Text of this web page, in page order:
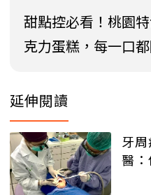
甜點控必看！桃園
克力蛋糕，每一口
延伸閱讀
牙
醫